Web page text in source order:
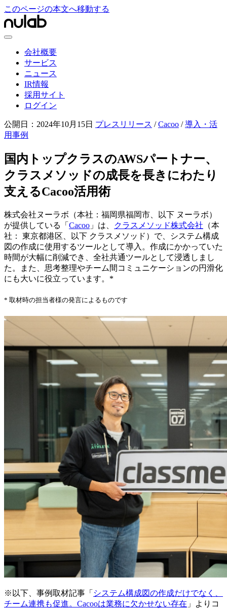
このページの本文へ移動する
会社概要
サービス
ニュース
IR情報
採用サイト
ログイン
公開日： 2024年10月15日 プレスリリース / Cacoo / 導入・活
用事例
国内トップクラスのAWSパートナー、
クラスメソッドの成長を長きにわたり
支えるCacoo活用術
株式会社ヌーラボ （本社：福岡県福岡市、以下 ヌーラボ）
が提供している「 Cacoo 」は、 クラスメソッド株式会社 （本
社： 東京都港区、以下 クラスメソッド）で、システム構成
図の作成に使用するツールとして導入。作成にかかっていた
時間が大幅に削減でき、全社共通ツールとして浸透しまし
た。また、思考整理やチーム間コミュニケーションの円滑化
にも大いに役立っています。*
* 取材時の担当者様の発言によるものです
※以下、事例取材記事「 システム構成図の作成だけでなく、
チーム連携も促進。Cacooは業務に欠かせない存在 」よりコ